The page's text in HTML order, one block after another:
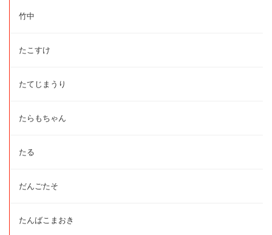
竹中
たこすけ
たてじまうり
たらもちゃん
たる
だんごたそ
たんばこまおき